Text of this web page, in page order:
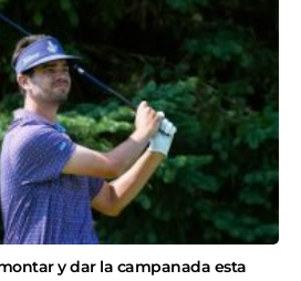
y dar la campanada esta